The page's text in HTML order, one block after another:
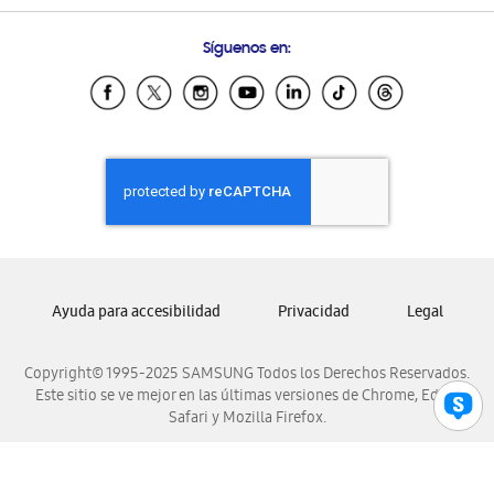
Samsung Ecuador
Samsung El Salvador
Samsung Honduras
Samsung Nicaragua
Samsung Panamá
Samsung Venezuela
Síguenos en:
Copyright© 1995-2025 SAMSUNG Todos los Derechos Reservados.
Este sitio se ve mejor en las últimas versiones de Chrome, Edge,
Safari y Mozilla Firefox.
Ayuda para accesibilidad Privacidad Legal